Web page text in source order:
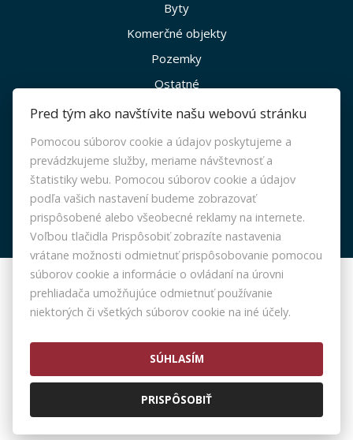
Byty
Komerčné objekty
Pozemky
Ostatné
Makléri
Napíšte nám
Kontakt
© 2026 -BHS Reality, s.r.o.
Dvojkrížna 49, Bratislava 821 06, Tel.: 0948884122, E-mail:
Prepnúť na verziu pre počítače
Nastavenie cookies
Pred tým ako navštívite našu webovú stránku
Pomocou súborov cookie a údajov poskytujeme a
prevádzkujeme služby, meriame návštevnosť a
štatistiky webu. Pomocou súborov cookie a údajov
podľa vašich nastavení budeme zobrazovať
prispôsobené alebo všeobecné reklamy na internete.
Voľbou tlačidla Prispôsobiť zobrazíte nastavenia
vrátane možnosti odmietnuť prispôsobovanie pomocou
súborov cookie a informácie o ovládaní na úrovni
prehliadača umožňujúce odmietnuť používanie
niektorých či všetkých súborov cookie na iné účely.
SÚHLASÍM
PRISPÔSOBIŤ